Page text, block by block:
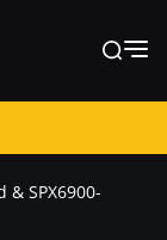
& SPX6900-